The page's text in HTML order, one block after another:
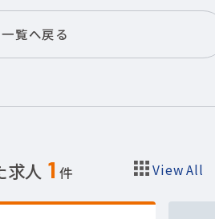
一覧へ戻る
求人 1 件 View All